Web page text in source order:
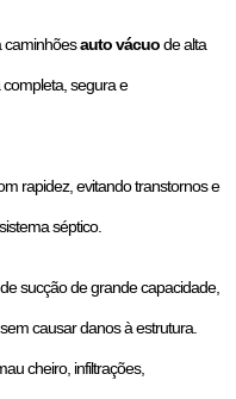
caminhõesauto vácuode alta
segura e
rapidez, evitando transtornos e
séptico.
sucção de grande capacidade,
causar danos à estrutura.
cheiro, infiltrações,